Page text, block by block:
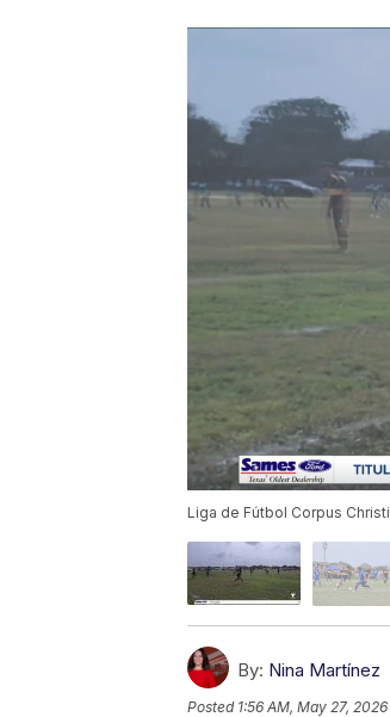
Liga de Fútbol Corpus Christi
By: Nina Martínez
Posted 1:56 AM, May 27, 2026